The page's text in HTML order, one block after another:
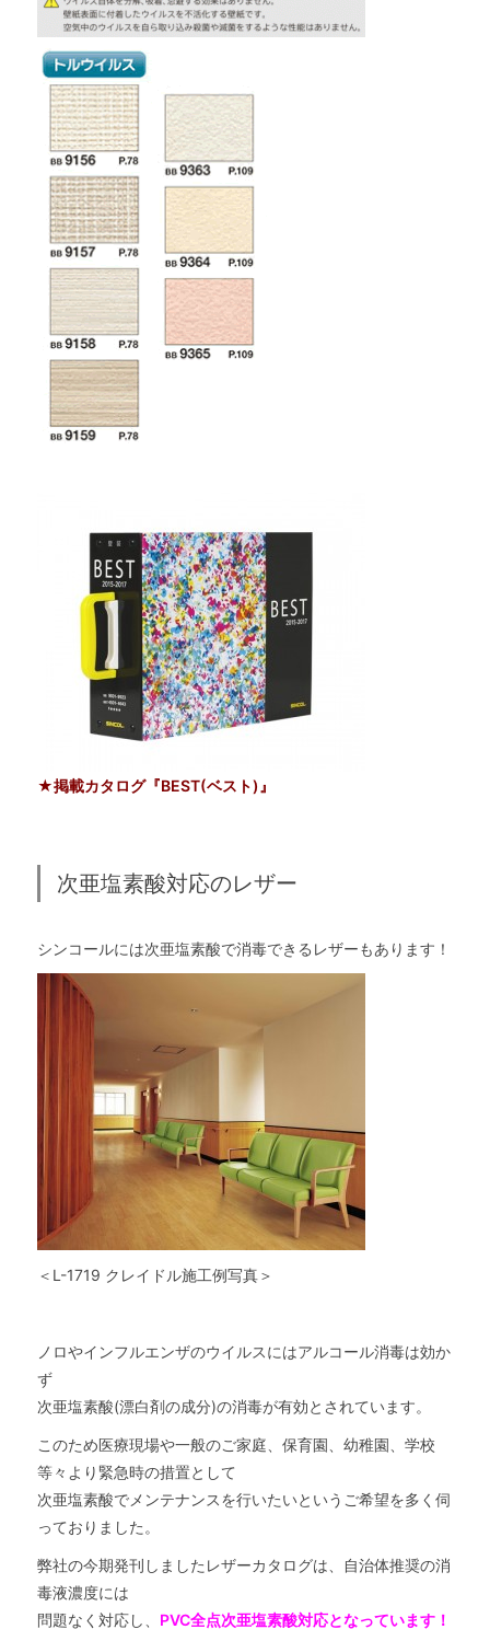
★掲載カタログ『BEST(ベスト)』
次亜塩素酸対応のレザー
シンコールには次亜塩素酸で消毒できるレザーもあります！
＜L-1719 クレイドル施工例写真＞
ノロやインフルエンザのウイルスにはアルコール消毒は効か
ず
次亜塩素酸(漂白剤の成分)の消毒が有効とされています。
このため医療現場や一般のご家庭、保育園、幼稚園、学校
等々より緊急時の措置として
次亜塩素酸でメンテナンスを行いたいというご希望を多く伺
っておりました。
弊社の今期発刊しましたレザーカタログは、自治体推奨の消
毒液濃度には
問題なく対応し、 PVC全点次亜塩素酸対応となっています！